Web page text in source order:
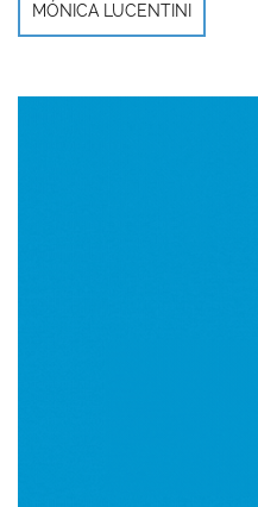
MÓNICA LUCENTINI